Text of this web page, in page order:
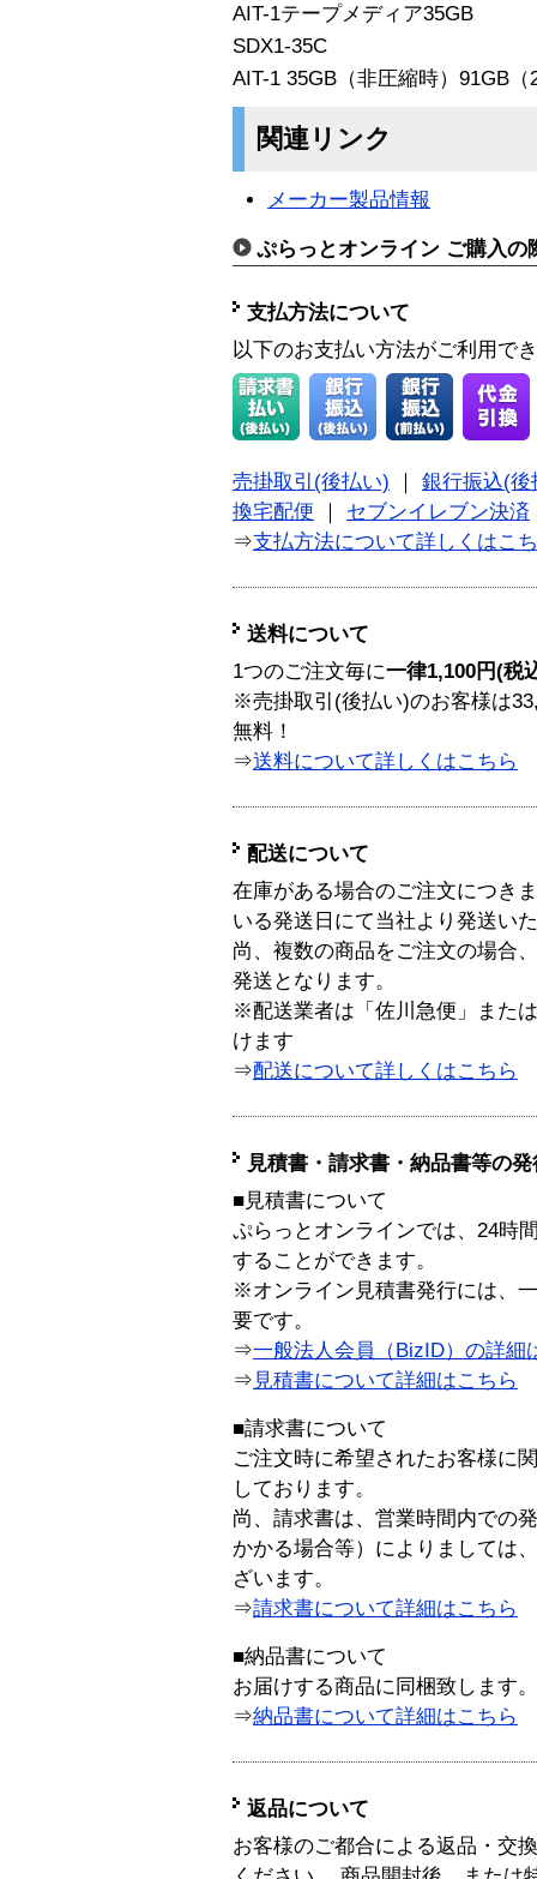
AIT-1テープメディア35GB
SDX1-35C
AIT-1 35GB（非圧縮時）91GB
関連リンク
メーカー製品情報
ぷらっとオンライン ご購入の
支払方法について
以下のお支払い方法がご利用で
売掛取引(後払い)
銀行振込(後
換宅配便
セブンイレブン決済
⇒支払方法について詳しくはこ
送料について
1つのご注文毎に一律1,100円(税
※売掛取引(後払い)のお客様は
無料！
⇒送料について詳しくはこちら
配送について
在庫がある場合のご注文につき
いる発送日にて当社より発送い
尚、複数の商品をご注文の場合
発送となります。
※配送業者は「佐川急便」また
けます
⇒配送について詳しくはこちら
見積書・請求書・納品書等の
■見積書について
ぷらっとオンラインでは、24時
することができます。
※オンライン見積書発行には、
要です。
⇒一般法人会員（BizID）の詳細
⇒ 見積書について詳細はこちら
■請求書について
ご注文時に希望されたお客様に
しております。
尚、請求書は、営業時間内での
かかる場合等）によりましては
ざいます。
⇒請求書について詳細はこちら
■納品書について
お届けする商品に同梱致します。
⇒納品書について詳細はこちら
返品について
お客様のご都合による返品・交